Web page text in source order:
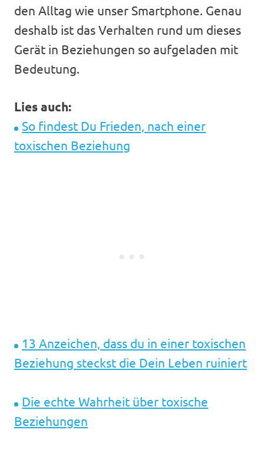
den Alltag wie unser Smartphone. Genau
deshalb ist das Verhalten rund um dieses
Gerät in Beziehungen so aufgeladen mit
Bedeutung.
Lies auch:
So findest Du Frieden, nach einer
toxischen Beziehung
13 Anzeichen, dass du in einer toxischen
Beziehung steckst die Dein Leben ruiniert
Die echte Wahrheit über toxische
Beziehungen